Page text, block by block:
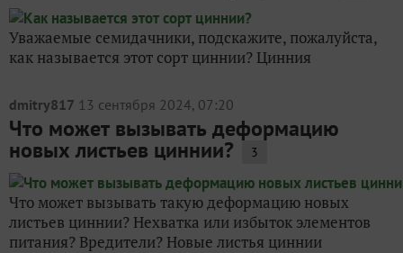
Уважаемые семидачники, подскажите, пожалуйста,
как называется этот сорт циннии? Цинния
dmitry817 13 сентября 2024, 07:20
Что может вызывать деформацию
новых листьев циннии? 3
Что может вызывать такую деформацию новых
листьев циннии? Нехватка или избыток элементов
питания? Вредители? Новые листья циннии